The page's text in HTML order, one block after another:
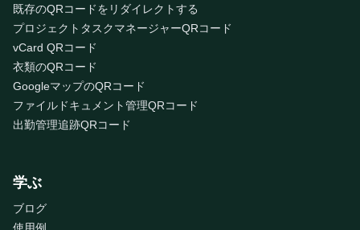
既存のQRコードをリダイレクトする
プロジェクトタスクマネージャーQRコード
vCard QRコード
衣類のQRコード
GoogleマップのQRコード
ファイルドキュメント管理QRコード
出勤管理追跡QRコード
学ぶ
ブログ